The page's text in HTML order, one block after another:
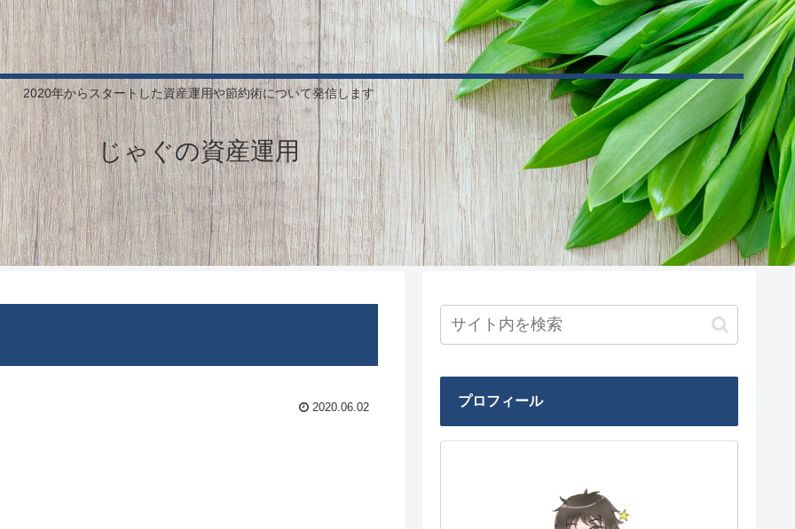
2020年からスタートした資産運用や節約術について発信します
じゃぐの資産運用
2020.06.02 プロフィール